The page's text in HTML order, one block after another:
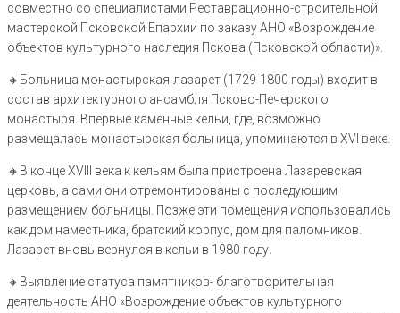
совместно со специалистами Реставрационно-строительной
мастерской Псковской Епархии по заказу АНО «Возрождение
объектов культурного наследия Пскова (Псковской области)».
🔸️Больница монастырская-лазарет (1729-1800 годы) входит в
состав архитектурного ансамбля Псково-Печерского
монастыря. Впервые каменные кельи, где, возможно
размещалась монастырская больница, упоминаются в XVI веке.
🔸️В конце XVIII века к кельям была пристроена Лазаревская
церковь, а сами они отремонтированы с последующим
размещением больницы. Позже эти помещения использовались
как дом наместника, братский корпус, дом для паломников.
Лазарет вновь вернулся в кельи в 1980 году.
🔸Выявление статуса памятников- благотворительная
деятельность АНО «Возрождение объектов культурного